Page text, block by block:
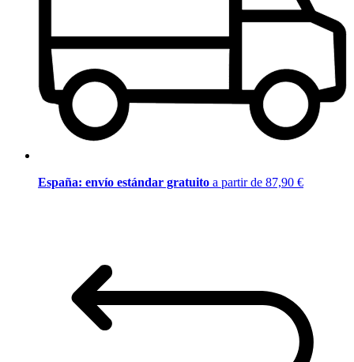
España: envío estándar gratuito a partir de 87,90 €